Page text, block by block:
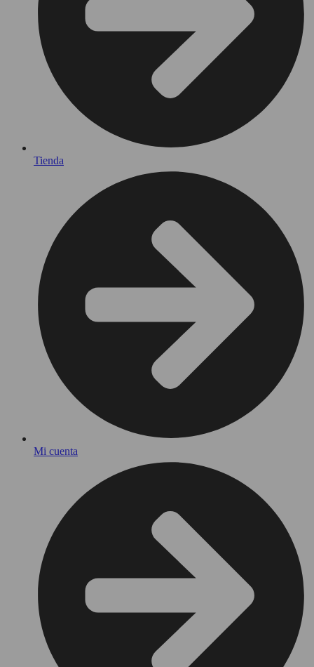
Tienda
Mi cuenta